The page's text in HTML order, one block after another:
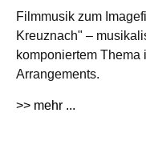
Filmmusik zum
Kreuznach" –
komponiertem
Arrangements.
>> mehr ...